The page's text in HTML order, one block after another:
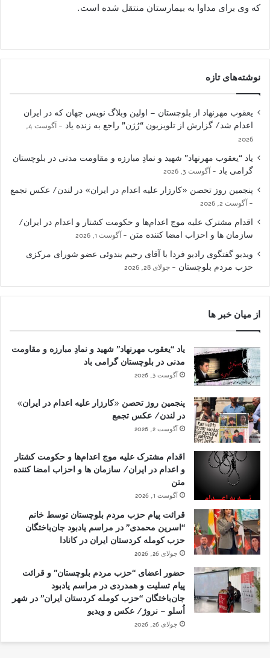
که وی برای مداوا به بیمارستان منتقل شده است.
نوشته‌های تازه
یعقوب مهرنهاد از بلوچستان – اولین وبلاگ نویس جهان که در ایران
اعدام شد/ گزارش از تلویزیون “رُژن” راجع به زنده یاد
آگوست 4,
2026
یاد “یعقوب مهرنهاد” شهید و نمادِ مبارزه و مقاومت مدنی در بلوچستان
گرامی باد
آگوست 3, 2026
پنجمین روز تحصن «کارزار علیه اعدام در ایران» در لندن/ عکس تجمع
آگوست 2, 2026
اقدام مشترک علیه موج اعدام‌ها و حکومت کشتار و اعدام در ایران/
سازمان ها و احزاب امضا کننده متن
آگوست 1, 2026
ویدیو گفتگوی رادیو فردا با آقای رحیم بندوئی عضو شورای مرکزی
حزب مردم بلوچستان
جولای 28, 2026
از میان خبر ها
یاد “یعقوب مهرنهاد” شهید و نمادِ مبارزه و مقاومت
مدنی در بلوچستان گرامی باد
آگوست 3, 2026
پنجمین روز تحصن «کارزار علیه اعدام در ایران»
در لندن/ عکس تجمع
آگوست 2, 2026
اقدام مشترک علیه موج اعدام‌ها و حکومت کشتار
و اعدام در ایران/ سازمان ها و احزاب امضا کننده
متن
آگوست 1, 2026
قرائت پیام حزب مردم بلوچستان توسط خانم
“اسرین محمدی” در مراسم یادبود جان‌باختگان
حزب کومله کردستان ایران در کانادا
جولای 26, 2026
حضور اعضای “حزب مردم بلوچستان” و قرائت
پیام تسلیت و همدردی در مراسم یادبود
جان‌باختگان “حزب کومله کردستان ایران” در شهر
اُسلو – نروژ/ عکس و ویدیو
جولای 26, 2026